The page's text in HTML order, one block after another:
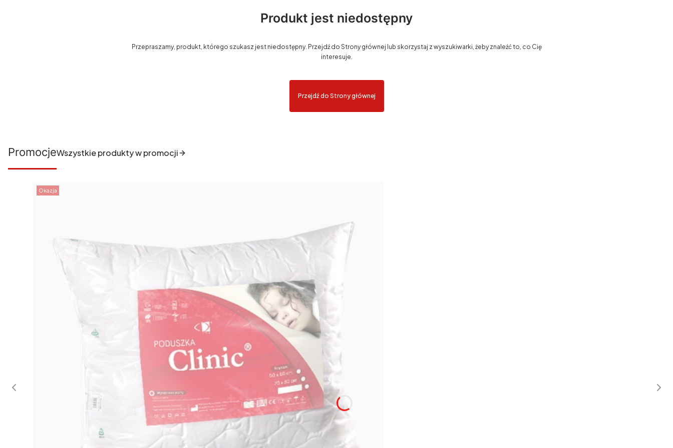
Produkt jest niedostępny
Przepraszamy, produkt, którego szukasz jest niedostępny. Przejdź do Strony głównej lub skorzystaj z wyszukiwarki, żeby znaleźć to, co Cię
interesuje.
Przejdź do Strony głównej
PromocjeWszystkie produkty w promocji
Okazja